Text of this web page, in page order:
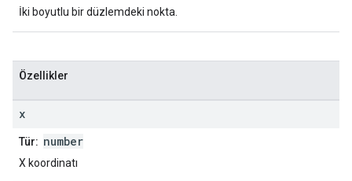
İki boyutlu bir düzlemdeki nokta.
Özellikler
x
Tür: number
X koordinatı